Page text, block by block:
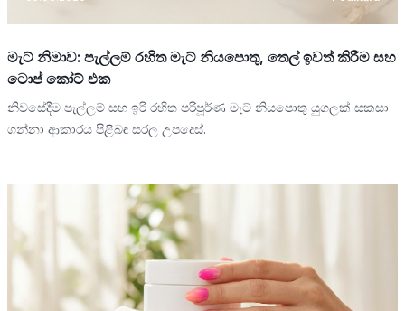
මැට් නිමාව: පැල්ලම් රහිත මැට් නියපොතු, තෙල් ඉවත් කිරීම සහ
ටොප් කෝට් එක
නිවසේදීම පැල්ලම් සහ ඉරි රහිත පරිපූර්ණ මැට් නියපොතු යුගලක් සකසා
ගන්නා ආකාරය පිළිබඳ සරල උපදෙස්.